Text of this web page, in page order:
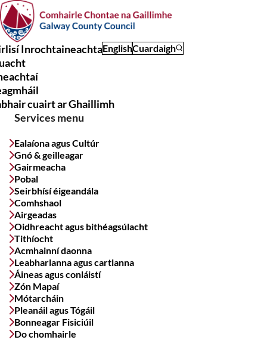
Skip
to
main
content
InrochtaineachtaEnglishCuardaigh
Main
navigation
cuairt ar Ghaillimh
Services menu
Ealaíona agus Cultúr
Gnó & geilleagar
Gairmeacha
Pobal
Seirbhísí éigeandála
Comhshaol
Airgeadas
Oidhreacht agus bithéagsúlacht
Tithíocht
Acmhainní daonna
Leabharlanna agus cartlanna
Áineas agus conláistí
Zón Mapaí
Mótarcháin
Pleanáil agus Tógáil
Bonneagar Fisiciúil
Do chomhairle